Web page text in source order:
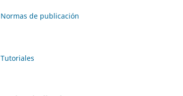
Normas de publicación
Tutoriales